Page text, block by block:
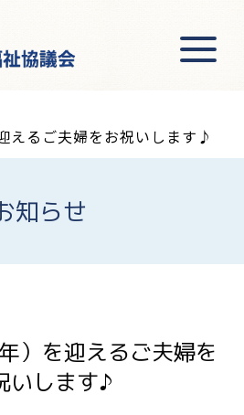
えるご夫婦をお祝いします♪
知らせ
）を迎えるご夫婦を
いします♪